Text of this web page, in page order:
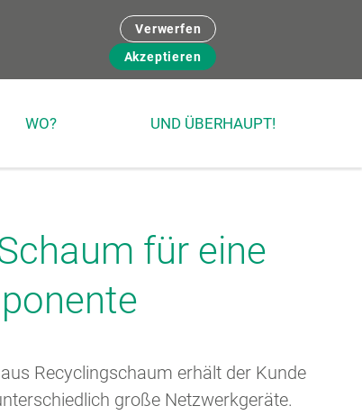
Verwerfen
Akzeptieren
WO? UND ÜBERHAUPT!
für eine
Recyclingschaum erhält der Kunde
große Netzwerkgeräte.